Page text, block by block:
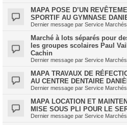
MAPA POSE D’UN
SPORTIF AU GYMNASE
Dernier message par Service
Marché à lots séparés pour
les groupes scolaires Paul
Cachin
Dernier message par Service
MAPA TRAVAUX DE
AU CENTRE DENTAIRE
Dernier message par Service
MAPA LOCATION ET
MISE SOUS PLI POUR LE
Dernier message par Service